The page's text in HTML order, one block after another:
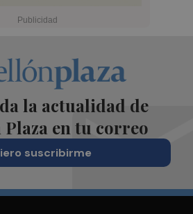
la actualidad de
en tu correo
suscribirme